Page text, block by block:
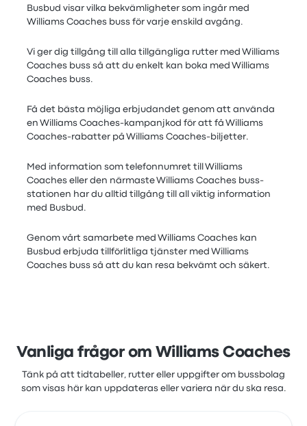
Busbud visar vilka bekvämligheter som ingår med
Williams Coaches buss för varje enskild avgång.
Vi ger dig tillgång till alla tillgängliga rutter med Williams
Coaches buss så att du enkelt kan boka med Williams
Coaches buss.
Få det bästa möjliga erbjudandet genom att använda
en Williams Coaches-kampanjkod för att få Williams
Coaches-rabatter på Williams Coaches-biljetter.
Med information som telefonnumret till Williams
Coaches eller den närmaste Williams Coaches buss-
stationen har du alltid tillgång till all viktig information
med Busbud.
Genom vårt samarbete med Williams Coaches kan
Busbud erbjuda tillförlitliga tjänster med Williams
Coaches buss så att du kan resa bekvämt och säkert.
Vanliga frågor om Williams Coaches
Tänk på att tidtabeller, rutter eller uppgifter om bussbolag
som visas här kan uppdateras eller variera när du ska resa.